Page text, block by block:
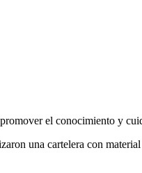
el conocimiento y
una cartelera con